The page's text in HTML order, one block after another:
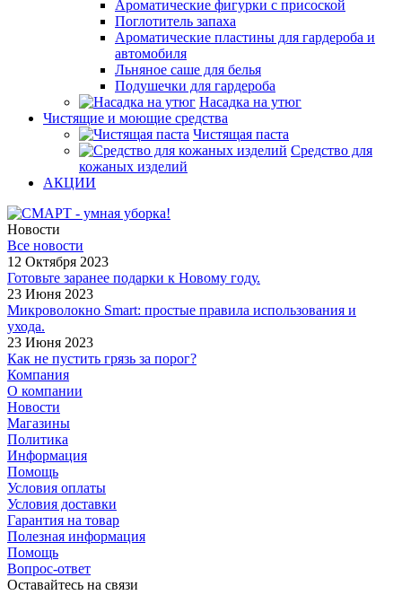
Ароматические фигурки с присоской
Поглотитель запаха
Ароматические пластины для гардероба и
автомобиля
Льняное саше для белья
Подушечки для гардероба
Насадка на утюг
Чистящие и моющие средства
Чистящая паста
Средство для
кожаных изделий
АКЦИИ
Новости
Все новости
12 Октября 2023
Готовьте заранее подарки к Новому году.
23 Июня 2023
Микроволокно Smart: простые правила использования и
ухода.
23 Июня 2023
Как не пустить грязь за порог?
Компания
О компании
Новости
Магазины
Политика
Информация
Помощь
Условия оплаты
Условия доставки
Гарантия на товар
Полезная информация
Помощь
Вопрос-ответ
Оставайтесь на связи